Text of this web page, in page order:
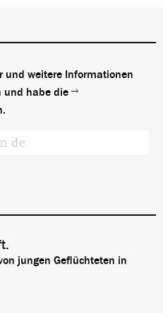
und weitere Informationen
und habe die
jungen Geflüchteten in